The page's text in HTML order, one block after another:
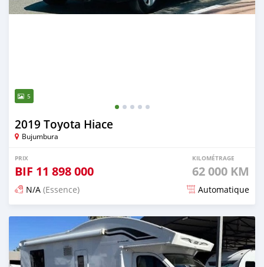
5
2019 Toyota Hiace
Bujumbura
PRIX
BIF 11 898 000
KILOMÉTRAGE
62 000 KM
N/A (Essence) Automatique
Publié il y a 20 jours